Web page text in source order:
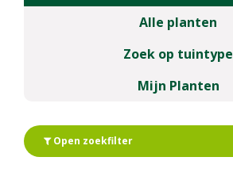
Alle planten
Zoek op tuintype
Mijn Planten
Open zoekfilter